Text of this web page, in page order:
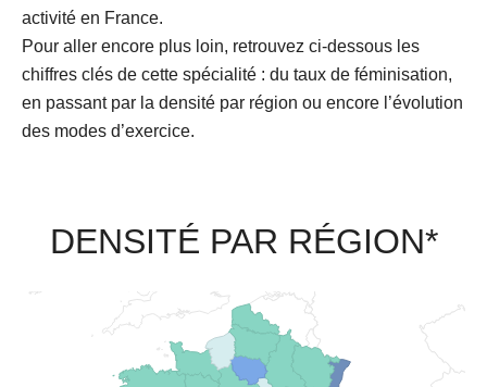
activité en France.
Pour aller encore plus loin, retrouvez ci-dessous les
chiffres clés de cette spécialité : du taux de féminisation,
en passant par la densité par région ou encore l’évolution
des modes d’exercice.
DENSITÉ PAR RÉGION*